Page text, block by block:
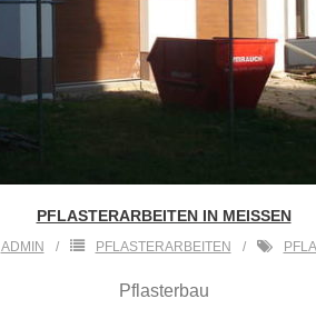
PFLASTERARBEITEN IN MEISSEN
ADMIN PFLASTERARBEITEN
Pflasterbau